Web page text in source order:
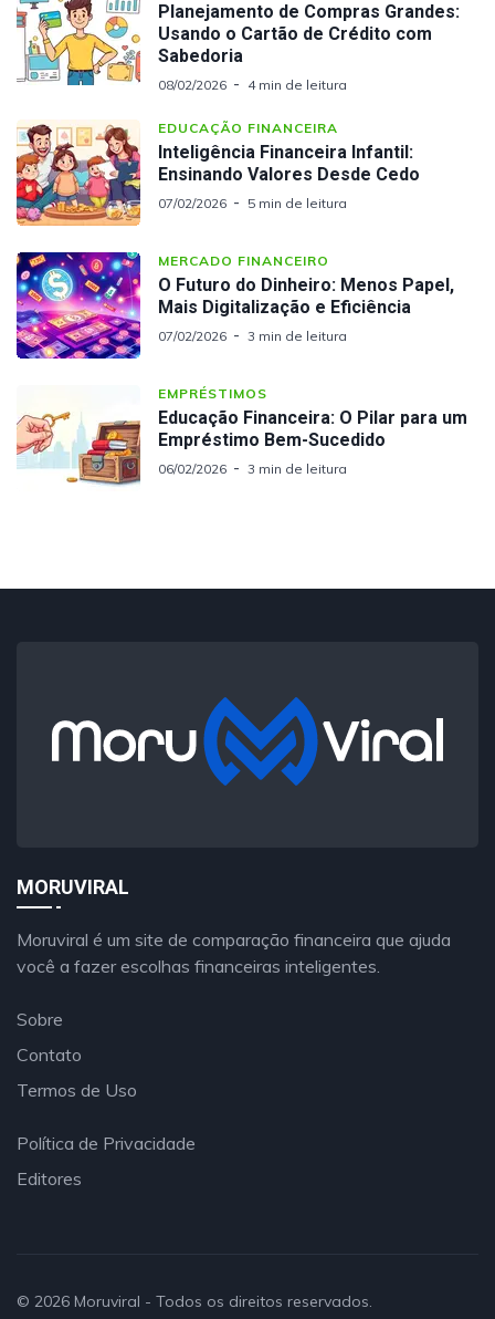
Planejamento de Compras Grandes:
Usando o Cartão de Crédito com
Sabedoria
08/02/2026 4 min de leitura
EDUCAÇÃO FINANCEIRA
Inteligência Financeira Infantil:
Ensinando Valores Desde Cedo
07/02/2026 5 min de leitura
MERCADO FINANCEIRO
O Futuro do Dinheiro: Menos Papel,
Mais Digitalização e Eficiência
07/02/2026 3 min de leitura
EMPRÉSTIMOS
Educação Financeira: O Pilar para um
Empréstimo Bem-Sucedido
06/02/2026 3 min de leitura
MORUVIRAL
Moruviral é um site de comparação financeira que ajuda
você a fazer escolhas financeiras inteligentes.
Sobre
Contato
Termos de Uso
Política de Privacidade
Editores
© 2026 Moruviral - Todos os direitos reservados.